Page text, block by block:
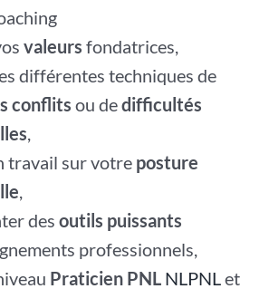
valeurs fondatrices,
différentes techniques de
conflits ou dedifficultés
travail sur votre posture
des outils puissants
professionnels,
Praticien PNL NLPNL et